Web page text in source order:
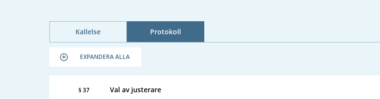
Kallelse Protokoll
EXPANDERA ALLA
§ 37 Val av justerare